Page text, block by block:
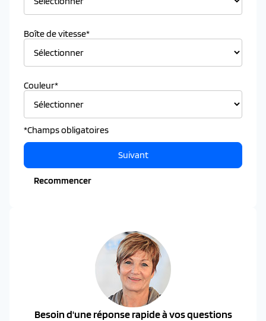
Boîte de vitesse*
Couleur*
*Champs obligatoires
Recommencer
Suivant
Besoin d'une réponse rapide à vos questions